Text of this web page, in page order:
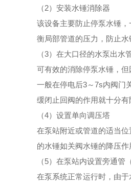
（2）安装水锤消除器
该设备主要防止停泵水锤
衡局部管道的压力，防止
（3）在大口径的水泵出水
可有效的消除停泵水锤，
一般在停电后3～7s内阀门
缓闭止回阀的作用就十分有
（4）设置单向调压塔
在泵站附近或管道的适当
的水锤如关阀水锤的降压
（5）在泵站内设置旁通管
在泵系统正常运行时，由